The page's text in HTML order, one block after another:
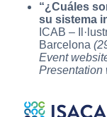
“¿Cuáles
su sistema
ICAB –
Barcelona
Event
Presentation